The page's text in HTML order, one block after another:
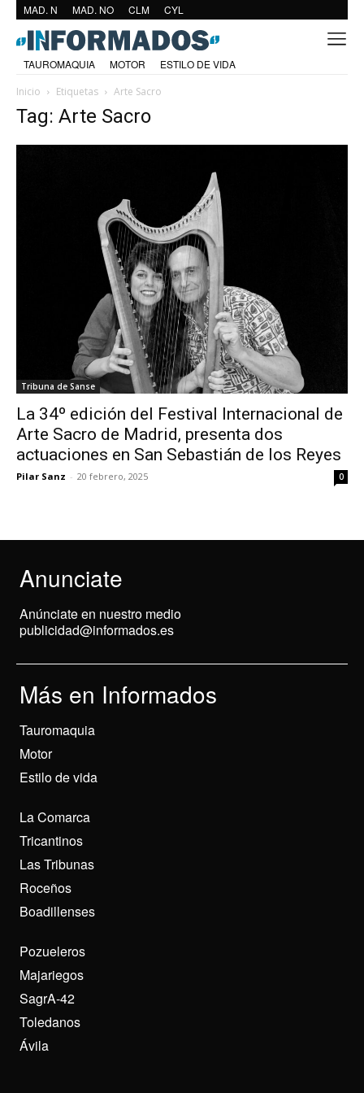
MAD. N MAD. NO CLM CYL
TAUROMAQUIA MOTOR
ESTILO DE VIDA
Inicio
Etiquetas Arte Sacro
Tag: Arte Sacro
Tribuna de Sanse
La 34º edición del Festival Internacional de
Arte Sacro de Madrid, presenta dos
actuaciones en San Sebastián de los Reyes
Pilar Sanz - 20 febrero, 2025 0
Anunciate
Anúnciate en nuestro medio
publicidad@informados.es
Más en Informados
Tauromaquia
Motor
Estilo de vida
La Comarca
Tricantinos
Las Tribunas
Roceños
Boadillenses
Pozueleros
Majariegos
SagrA-42
Toledanos
Ávila